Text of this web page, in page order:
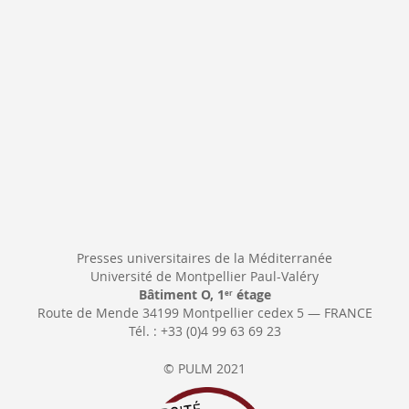
Presses universitaires de la Méditerranée
Université de Montpellier Paul-Valéry
Bâtiment O, 1 erétage
Route de Mende 34199 Montpellier cedex 5 — FRANCE
Tél. : +33 (0)4 99 63 69 23
© PULM 2021